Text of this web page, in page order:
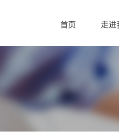
首页 走进